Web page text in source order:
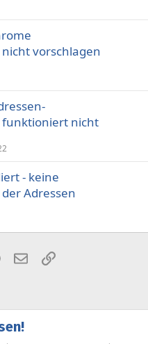
vorschlagen
nicht
- keine
Adressen
WhatsApp
E-MailLink